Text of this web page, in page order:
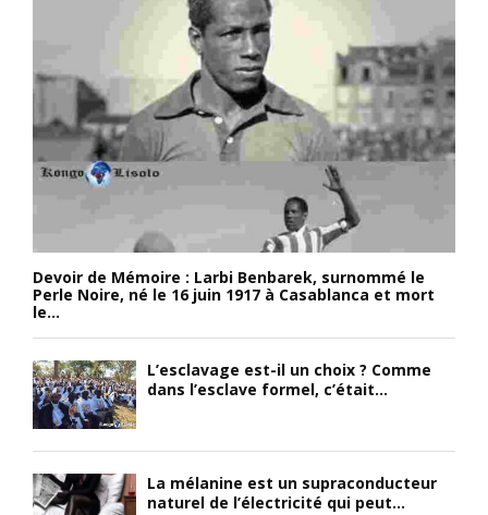
Devoir de Mémoire : Larbi Benbarek, surnommé le
Perle Noire, né le 16 juin 1917 à Casablanca et mort
le...
L’esclavage est-il un choix ? Comme
dans l’esclave formel, c’était...
La mélanine est un supraconducteur
naturel de l’électricité qui peut...